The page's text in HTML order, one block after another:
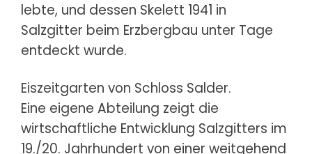
lebte, und dessen Skelett 1941 in
Salzgitter beim Erzbergbau unter Tage
entdeckt wurde.
Eiszeitgarten von Schloss Salder.
Eine eigene Abteilung zeigt die
wirtschaftliche Entwicklung Salzgitters im
19./20. Jahrhundert von einer weitgehend